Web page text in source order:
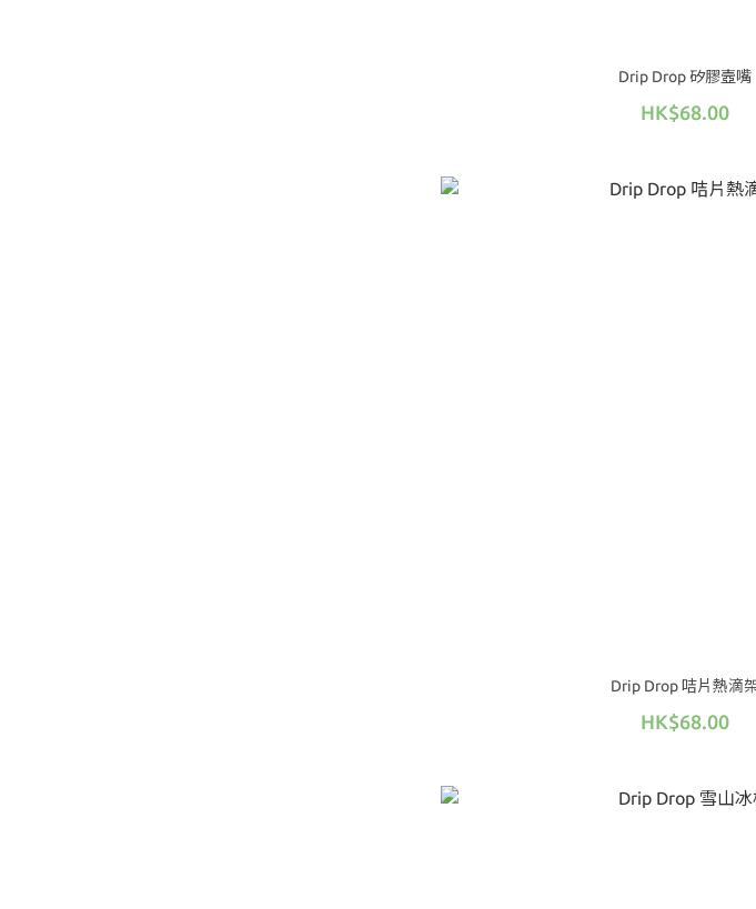
Drip Drop 矽膠壼嘴
HK$68.00
Drip Drop 咭片熱滴
HK$68.00